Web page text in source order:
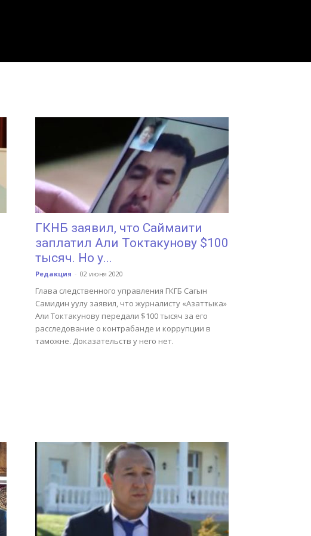
ГКНБ заявил, что Саймаити
заплатил Али Токтакунову $100
тысяч. Но у...
Редакция - 02 июня 2020
Глава следственного управления ГКГБ Сагын
Самидин уулу заявил, что журналисту «Азаттыка»
Али Токтакунову передали $100 тысяч за его
расследование о контрабанде и коррупции в
таможне. Доказательств у него нет.